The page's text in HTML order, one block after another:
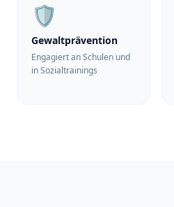
🛡️
Gewaltprävention
Engagiert an Schulen und
in Sozialtrainings